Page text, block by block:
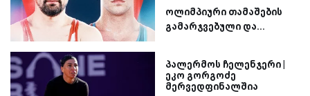
ოლიმპიური თამაშების
გამარჯვებული და...
პალერმოს ჩელენჯერი |
ეკო გორგოძე
მერვედფინალშია